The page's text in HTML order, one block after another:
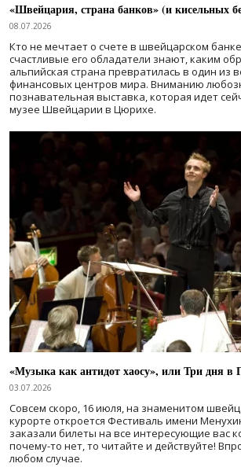
«Швейцария, страна банков» (и кисельных
08.07.2026
Кто не мечтает о счете в швейцарском
счастливые его обладатели знают, каким
альпийская страна превратилась в один из
финансовых центров мира. Вниманию
познавательная выставка, которая идет
музее Швейцарии в Цюрихе.
«Музыка как антидот хаосу», или Три дня в
03.07.2026
Совсем скоро, 16 июля, на знаменитом
курорте откроется Фестиваль имени
заказали билеты на все интересующие вас
почему-то нет, то читайте и действуйте!
любом случае.